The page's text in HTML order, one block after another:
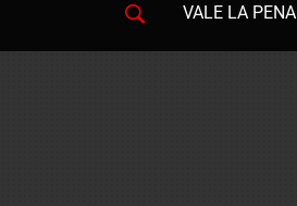
VALE LA PENA